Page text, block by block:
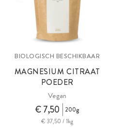
BIOLOGISCH BESCHIKBAAR
MAGNESIUM CITRAAT
POEDER
Vegan
€ 7,50
200g
€ 37,50 / 1kg